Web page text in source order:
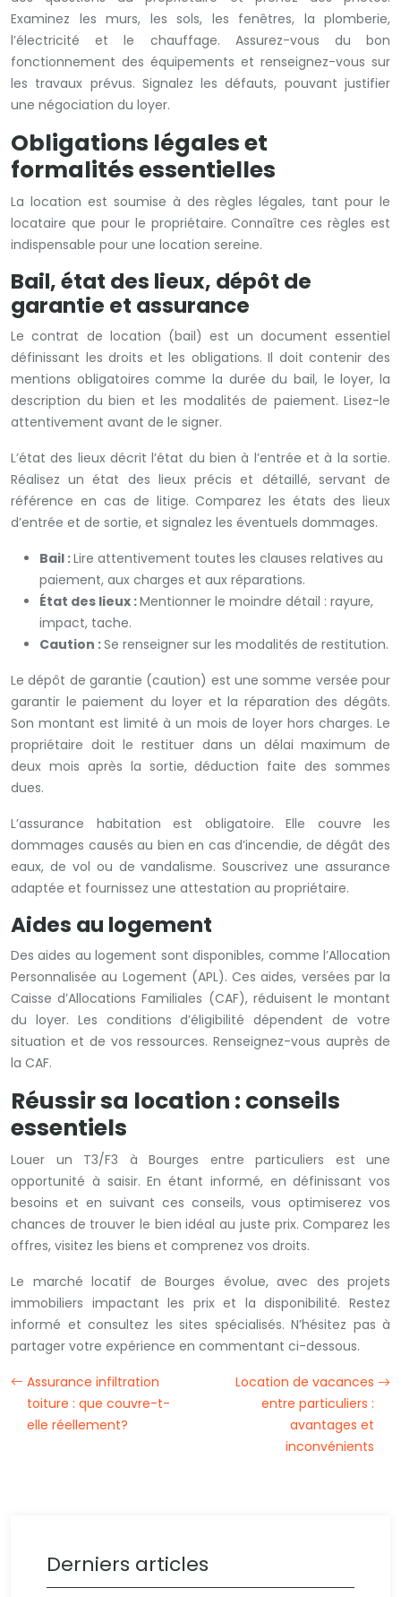
Examinez les murs, les sols, les fenêtres, la plomberie,
l’électricité et le chauffage. Assurez-vous du bon
fonctionnement des équipements et renseignez-vous sur
les travaux prévus. Signalez les défauts, pouvant justifier
une négociation du loyer.
Obligations légales et
formalités essentielles
La location est soumise à des règles légales, tant pour le
locataire que pour le propriétaire. Connaître ces règles est
indispensable pour une location sereine.
Bail, état des lieux, dépôt de
garantie et assurance
Le contrat de location (bail) est un document essentiel
définissant les droits et les obligations. Il doit contenir des
mentions obligatoires comme la durée du bail, le loyer, la
description du bien et les modalités de paiement. Lisez-le
attentivement avant de le signer.
L’état des lieux décrit l’état du bien à l’entrée et à la sortie.
Réalisez un état des lieux précis et détaillé, servant de
référence en cas de litige. Comparez les états des lieux
d’entrée et de sortie, et signalez les éventuels dommages.
Bail :Lire attentivement toutes les clauses relatives au
paiement, aux charges et aux réparations.
État des lieux :Mentionner le moindre détail : rayure,
impact, tache.
Caution :Se renseigner sur les modalités de restitution.
Le dépôt de garantie (caution) est une somme versée pour
garantir le paiement du loyer et la réparation des dégâts.
Son montant est limité à un mois de loyer hors charges. Le
propriétaire doit le restituer dans un délai maximum de
deux mois après la sortie, déduction faite des sommes
dues.
L’assurance habitation est obligatoire. Elle couvre les
dommages causés au bien en cas d’incendie, de dégât des
eaux, de vol ou de vandalisme. Souscrivez une assurance
adaptée et fournissez une attestation au propriétaire.
Aides au logement
Des aides au logement sont disponibles, comme l’Allocation
Personnalisée au Logement (APL). Ces aides, versées par la
Caisse d’Allocations Familiales (CAF), réduisent le montant
du loyer. Les conditions d’éligibilité dépendent de votre
situation et de vos ressources. Renseignez-vous auprès de
la CAF.
Réussir sa location : conseils
essentiels
Louer un T3/F3 à Bourges entre particuliers est une
opportunité à saisir. En étant informé, en définissant vos
besoins et en suivant ces conseils, vous optimiserez vos
chances de trouver le bien idéal au juste prix. Comparez les
offres, visitez les biens et comprenez vos droits.
Le marché locatif de Bourges évolue, avec des projets
immobiliers impactant les prix et la disponibilité. Restez
informé et consultez les sites spécialisés. N’hésitez pas à
partager votre expérience en commentant ci-dessous.
Assurance infiltration
toiture : que couvre-t-
elle réellement?
Location de vacances
entre particuliers :
avantages et
inconvénients
Derniers articles